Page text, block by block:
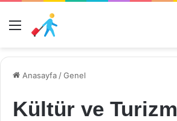
Menü
Anasayfa /Genel
Kültür ve Turizm